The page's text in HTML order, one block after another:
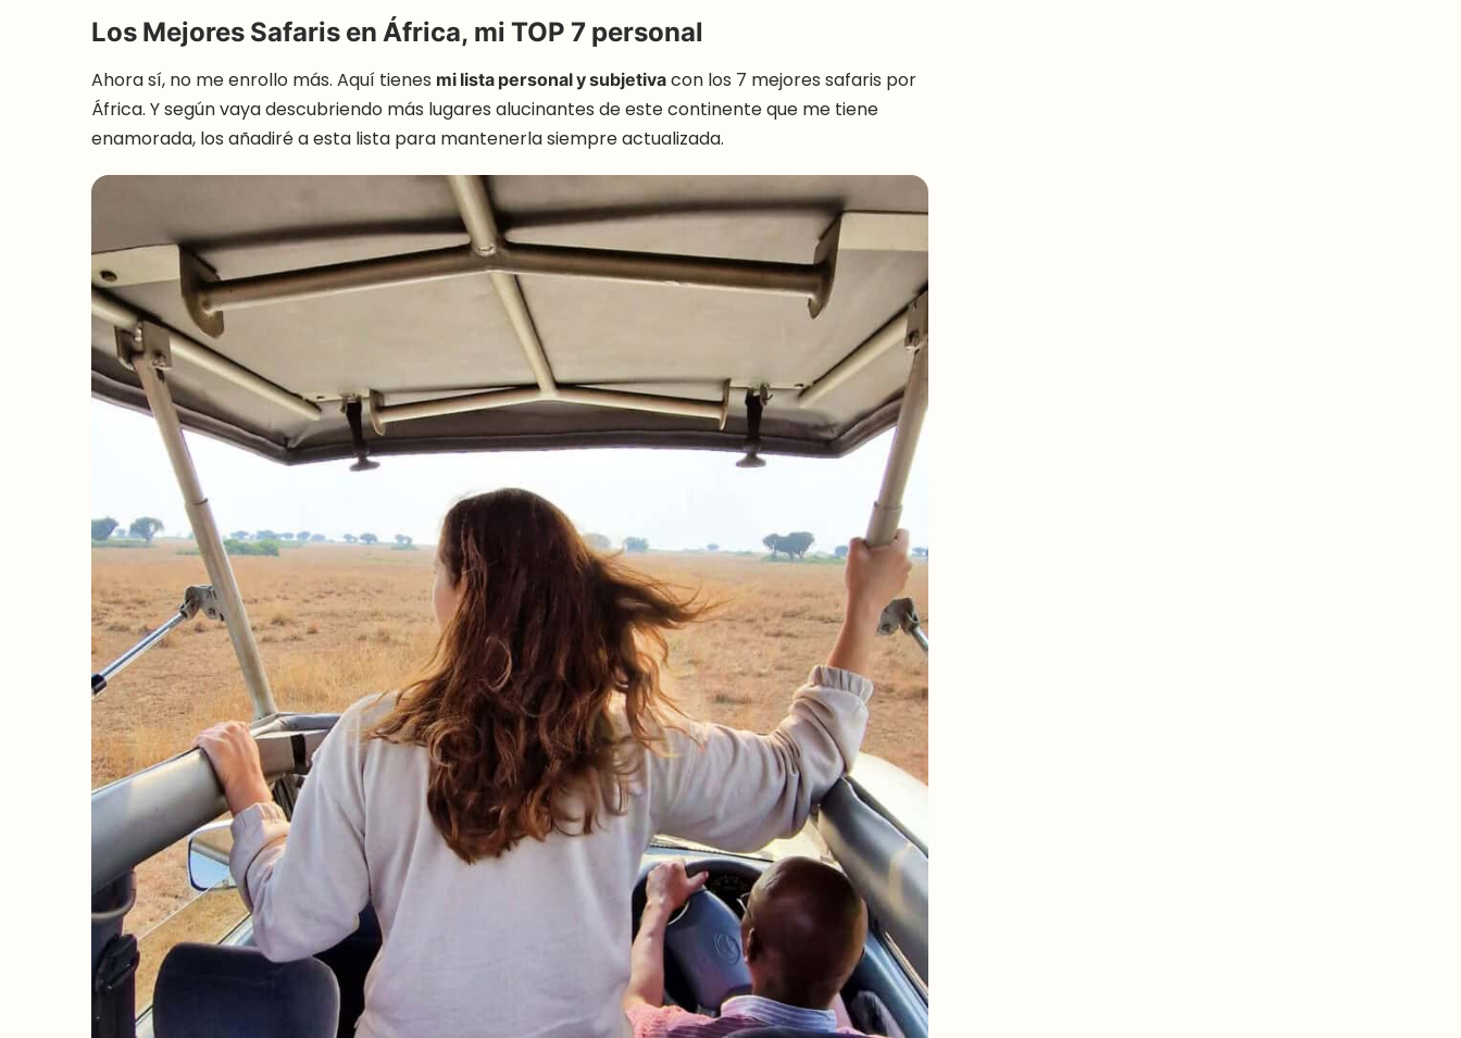
Los Mejores Safaris en África, mi TOP 7 personal
Ahora sí, no me enrollo más. Aquí tienes mi lista personal y subjetivacon los 7 mejores safaris por
África. Y según vaya descubriendo más lugares alucinantes de este continente que me tiene
enamorada, los añadiré a esta lista para mantenerla siempre actualizada.